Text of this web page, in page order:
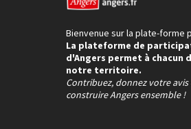
Bienvenue sur la plate-forme
La plateforme de
d'Angers permet à
notre territoire.
Contribuez, donnez votre
construire Angers ensemble !